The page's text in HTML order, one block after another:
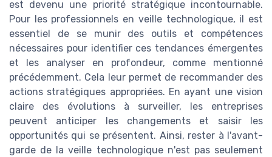
est devenu une priorité stratégique incontournable.
Pour les professionnels en veille technologique, il est
essentiel de se munir des outils et compétences
nécessaires pour identifier ces tendances émergentes
et les analyser en profondeur, comme mentionné
précédemment. Cela leur permet de recommander des
actions stratégiques appropriées. En ayant une vision
claire des évolutions à surveiller, les entreprises
peuvent anticiper les changements et saisir les
opportunités qui se présentent. Ainsi, rester à l'avant-
garde de la veille technologique n'est pas seulement